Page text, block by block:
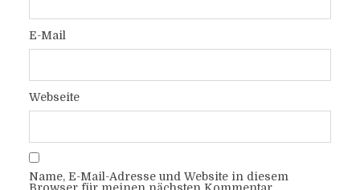
E-Mail
Webseite
Name, E-Mail-Adresse und Website in diesem